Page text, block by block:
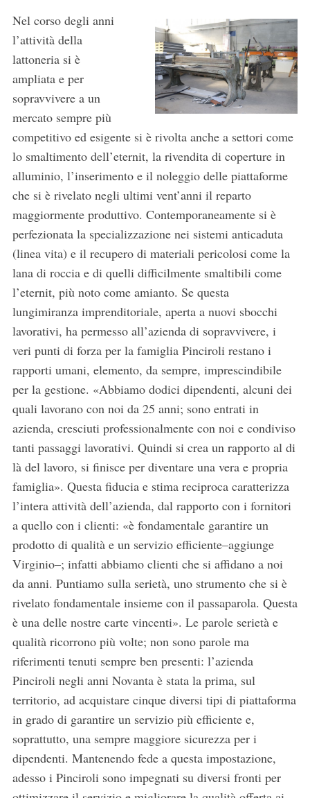
Nel corso degli anni
l’attività della
lattoneria si è
ampliata e per
sopravvivere a un
mercato sempre più
competitivo ed esigente si è rivolta anche a settori come
lo smaltimento dell’eternit, la rivendita di coperture in
alluminio, l’inserimento e il noleggio delle piattaforme
che si è rivelato negli ultimi vent’anni il reparto
maggiormente produttivo. Contemporaneamente si è
perfezionata la specializzazione nei sistemi anticaduta
(linea vita) e il recupero di materiali pericolosi come la
lana di roccia e di quelli difficilmente smaltibili come
l’eternit, più noto come amianto. Se questa
lungimiranza imprenditoriale, aperta a nuovi sbocchi
lavorativi, ha permesso all’azienda di sopravvivere, i
veri punti di forza per la famiglia Pinciroli restano i
rapporti umani, elemento, da sempre, imprescindibile
per la gestione. «Abbiamo dodici dipendenti, alcuni dei
quali lavorano con noi da 25 anni; sono entrati in
azienda, cresciuti professionalmente con noi e condiviso
tanti passaggi lavorativi. Quindi si crea un rapporto al di
là del lavoro, si finisce per diventare una vera e propria
famiglia». Questa fiducia e stima reciproca caratterizza
l’intera attività dell’azienda, dal rapporto con i fornitori
a quello con i clienti: «è fondamentale garantire un
prodotto di qualità e un servizio efficiente–aggiunge
Virginio–; infatti abbiamo clienti che si affidano a noi
da anni. Puntiamo sulla serietà, uno strumento che si è
rivelato fondamentale insieme con il passaparola. Questa
è una delle nostre carte vincenti». Le parole serietà e
qualità ricorrono più volte; non sono parole ma
riferimenti tenuti sempre ben presenti: l’azienda
Pinciroli negli anni Novanta è stata la prima, sul
territorio, ad acquistare cinque diversi tipi di piattaforma
in grado di garantire un servizio più efficiente e,
soprattutto, una sempre maggiore sicurezza per i
dipendenti. Mantenendo fede a questa impostazione,
adesso i Pinciroli sono impegnati su diversi fronti per
S
e
a
c
h
: